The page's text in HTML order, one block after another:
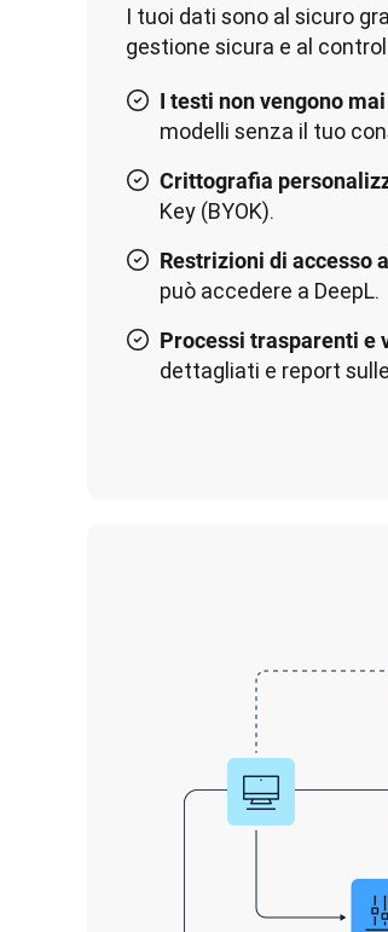
I tuoi dati sono al sicuro
I testi non vengono
modelli senza il tuo
Crittografia
Key (BYOK).
Restrizioni di accesso
può accedere a DeepL.
Processi trasparenti e
dettagliati e report